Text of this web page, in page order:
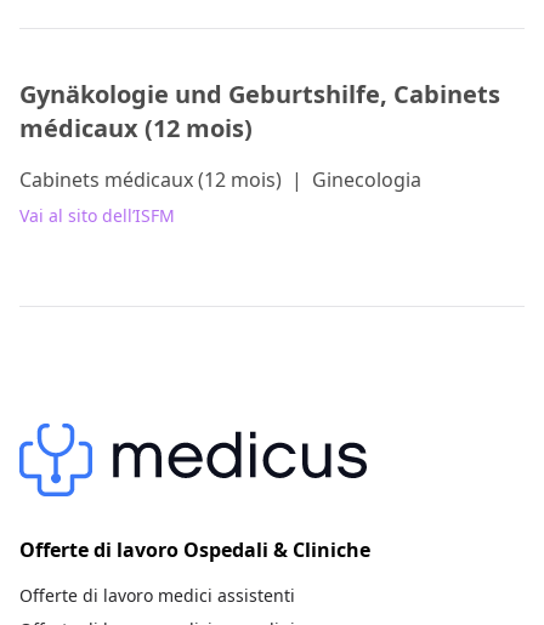
Gynäkologie und Geburtshilfe, Cabinets
médicaux (12 mois)
Cabinets médicaux (12 mois) | Ginecologia
Vai al sito dell’ISFM
Offerte di lavoro Ospedali & Cliniche
Offerte di lavoro medici assistenti